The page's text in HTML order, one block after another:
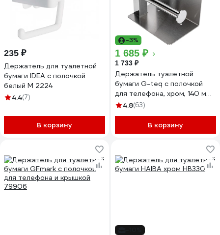
235 ₽
Держатель для туалетной
бумаги IDEA с полочкой
белый М 2224
4.4(7)
В корзину
-3%
1 685 ₽
1 733 ₽
Держатель туалетной
бумаги G-teq с полочкой
для телефона, хром, 140 мм
25.26
4.8(63)
В корзину